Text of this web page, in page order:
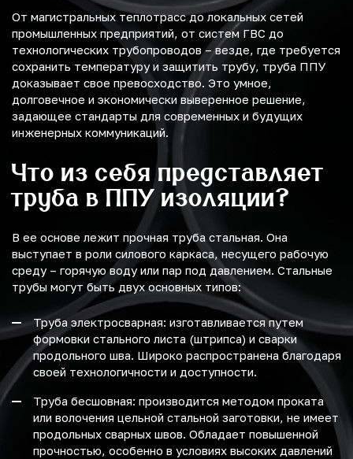
От магистральных теплотрасс до локальных сетей
промышленных предприятий, от систем ГВС до
технологических трубопроводов – везде, где требуется
сохранить температуру и защитить трубу, труба ППУ
доказывает свое превосходство. Это умное,
долговечное и экономически выверенное решение,
задающее стандарты для современных и будущих
инженерных коммуникаций.
Что из себя представляет
труба в ППУ изоляции?
В ее основе лежит прочная труба стальная. Она
выступает в роли силового каркаса, несущего рабочую
среду – горячую воду или пар под давлением. Стальные
трубы могут быть двух основных типов:
Труба электросварная: изготавливается путем
формовки стального листа (штрипса) и сварки
продольного шва. Широко распространена благодаря
своей технологичности и доступности.
Труба бесшовная: производится методом проката
или волочения цельной стальной заготовки, не имеет
продольных сварных швов. Обладает повышенной
прочностью, особенно в условиях высоких давлений